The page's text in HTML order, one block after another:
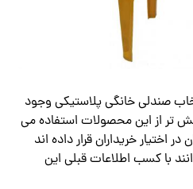
صندلی خانگی پلاستیکی وجود
تر از این محصولات استفاده می
اختیار خریداران قرار داده اند
با کسب اطلاعات قبلی این